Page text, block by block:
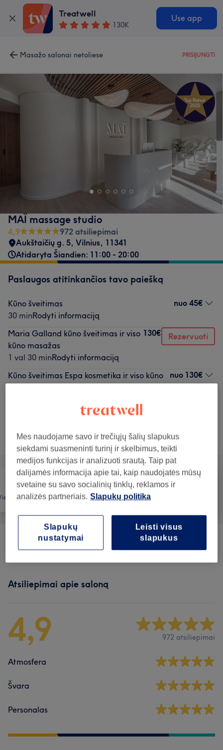
Treatwell
130K
Use app
Masažo salonai netoliese PRISIJUNGTI
MAÏ massage studio
4,9
972 atsiliepimai
Aukštaičių g. 5, Vilnius, 11341
Atidaryta Šiandien: 11:00 - 20:00
Paslaugos atitinkančios tavo paiešką
Kūno šveitimas
30 minRodyti informaciją
nuo 45€
Maria Galland kūno šveitimas ir viso
kūno masažas
1 val 30 minRodyti informaciją
130€ Rezervuoti
Kūno šveitimas Espa kosmetika ir viso kūno
nuo 130€
Teikiamos paslaugos
paslaugos Masažas
Kūno Procedūros (9)
Atsiliepimai apie saloną
4,9 972 atsiliepimai
Atmosfera
Švara
Personalas
Mes naudojame savo ir trečiųjų šalių slapukus
siekdami suasmeninti turinį ir skelbimus, teikti
medijos funkcijas ir analizuoti srautą. Taip pat
dalijamės informacija apie tai, kaip naudojatės mūsų
svetaine su savo socialinių tinklų, reklamos ir
analizės partneriais. Slapukų politika
Leisti visus
slapukus
Slapukų
nustatymai